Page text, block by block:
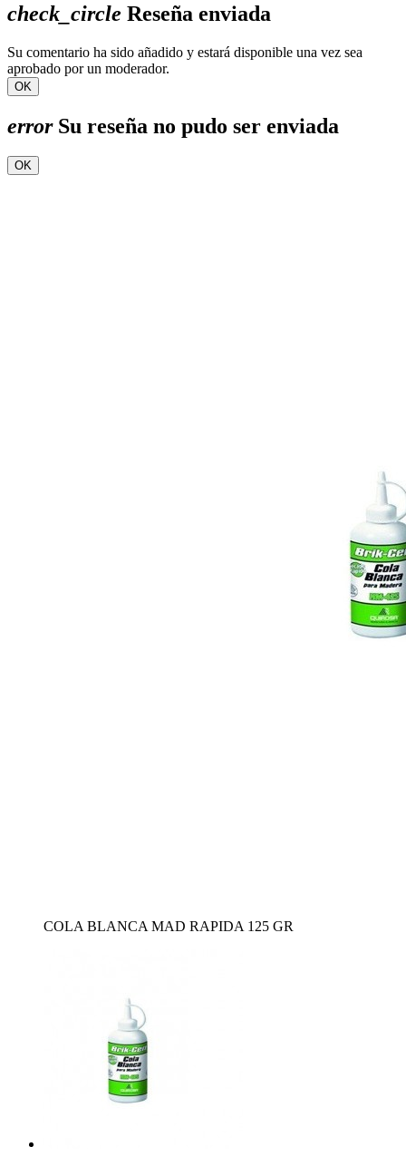
check_circle Reseña enviada
Su comentario ha sido añadido y estará disponible una vez sea
aprobado por un moderador.
OK
errorSu reseña no pudo ser enviada
OK
COLA BLANCA MAD RAPIDA 125 GR